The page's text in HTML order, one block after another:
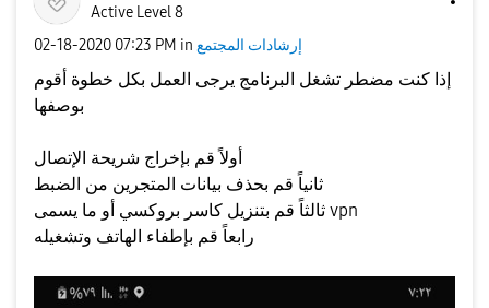
Active Level 8
‎02-18-2020 07:23 PM in إرشادات المجتمع
إذا كنت مضطر تشغل البرنامج يرجى العمل بكل خطوة أقوم
ثانياً قم بحذف بيانات المتجرين من الضبط
ثالثاً قم بتنزيل كاسر بروكسي أو ما يسمى vpn